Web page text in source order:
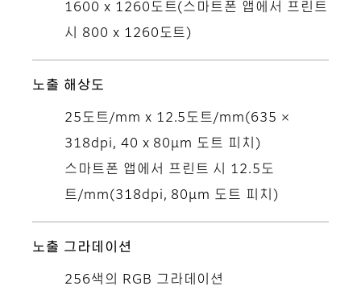
1600 x 1260도트(스마트폰 앱에서 프린트
시 800 x 1260도트)
노출 해상도
25도트/mm x 12.5도트/mm(635 ×
318dpi, 40 x 80μm 도트 피치)
스마트폰 앱에서 프린트 시 12.5도
트/mm(318dpi, 80μm 도트 피치)
노출 그라데이션
256색의 RGB 그라데이션